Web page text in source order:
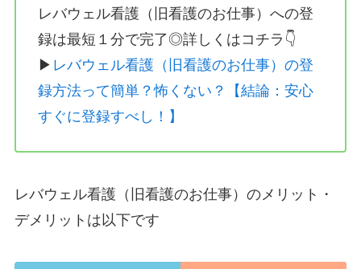
レバウェル看護（旧看護のお仕事）への登
録は最短１分で完了◎詳しくはコチラ👇
▶ レバウェル看護（旧看護のお仕事）の登
録方法って簡単？怖くない？【結論：安心
すぐに登録すべし！】
レバウェル看護（旧看護のお仕事）のメリット・
デメリットは以下です